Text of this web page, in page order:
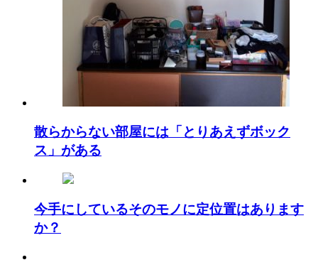
散らからない部屋には「とりあえずボック
ス」がある
今手にしているそのモノに定位置はあります
か？